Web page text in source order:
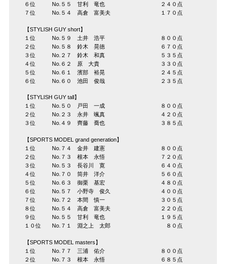
６位 No.５５ 甘利 竜也 ２４０点
７位 No.５４ 高倉 富美夫 １７０点
【STYLISH GUY short】
１位 No.５９ 土井 浩平 ８００点
２位 No.５８ 鈴木 晃徳 ６７０点
３位 No.２７ 鈴木 和真 ５３５点
４位 No.６２ 原 大貴 ３３０点
５位 No.６１ 濱部 裕晃 ２４５点
６位 No.６０ 池田 俊哉 ２３５点
【STYLISH GUY tall】
１位 No.５０ 戸田 一成 ８００点
２位 No.２３ 永井 颯真 ４２０点
３位 No.４９ 齊藤 喬也 ３８５点
【SPORTS MODEL grand generation】
１位 No.７４ 金井 建憲 ８００点
２位 No.７３ 根本 永悟 ７２０点
３位 No.５３ 長谷川 寛 ６４０点
４位 No.７０ 筒井 洋介 ５６０点
５位 No.６３ 御栗 基宏 ４８０点
６位 No.５７ 小野寺 俊久 ４００点
７位 No.７２ 本間 慎一 ３０５点
８位 No.５４ 高倉 富美夫 ２２０点
９位 No.５５ 甘利 竜也 １９５点
１０位 No.７１ 淵之上 太郎 ８０点
【SPORTS MODEL masters】
１位 No.７７ 三浦 佑介 ８００点
２位 No.７３ 根本 永悟 ６８５点